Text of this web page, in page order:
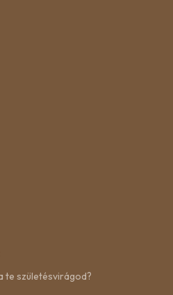
te születésvirágod?